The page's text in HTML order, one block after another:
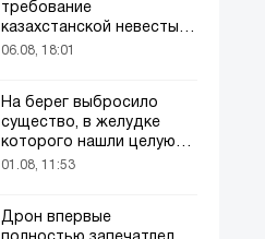
требование
казахстанской невесты в
качестве махра удивило
06.08, 18:01
На берег выбросило
существо, в желудке
которого нашли целую
добычу
01.08, 11:53
Дрон впервые